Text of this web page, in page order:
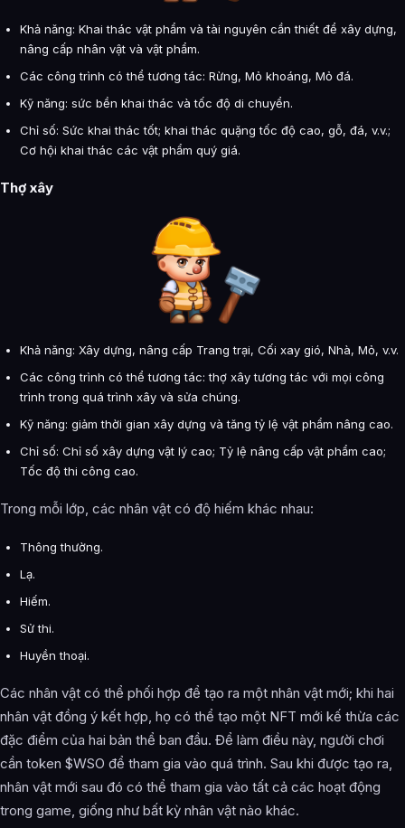
Khả năng: Khai thác vật phẩm và tài nguyên cần thiết để xây dựng,
nâng cấp nhân vật và vật phẩm.
Các công trình có thể tương tác: Rừng, Mỏ khoáng, Mỏ đá.
Kỹ năng: sức bền khai thác và tốc độ di chuyển.
Chỉ số: Sức khai thác tốt; khai thác quặng tốc độ cao, gỗ, đá, v.v.;
Cơ hội khai thác các vật phẩm quý giá.
Thợ xây
Khả năng: Xây dựng, nâng cấp Trang trại, Cối xay gió, Nhà, Mỏ, v.v.
Các công trình có thể tương tác: thợ xây tương tác với mọi công
trình trong quá trình xây và sửa chúng.
Kỹ năng: giảm thời gian xây dựng và tăng tỷ lệ vật phẩm nâng cao.
Chỉ số: Chỉ số xây dựng vật lý cao; Tỷ lệ nâng cấp vật phẩm cao;
Tốc độ thi công cao.
Trong mỗi lớp, các nhân vật có độ hiếm khác nhau:
Thông thường.
Lạ.
Hiếm.
Sử thi.
Huyền thoại.
Các nhân vật có thể phối hợp để tạo ra một nhân vật mới; khi hai
nhân vật đồng ý kết hợp, họ có thể tạo một NFT mới kế thừa các
đặc điểm của hai bản thể ban đầu. Để làm điều này, người chơi
cần token $WSO để tham gia vào quá trình. Sau khi được tạo ra,
nhân vật mới sau đó có thể tham gia vào tất cả các hoạt động
trong game, giống như bất kỳ nhân vật nào khác.